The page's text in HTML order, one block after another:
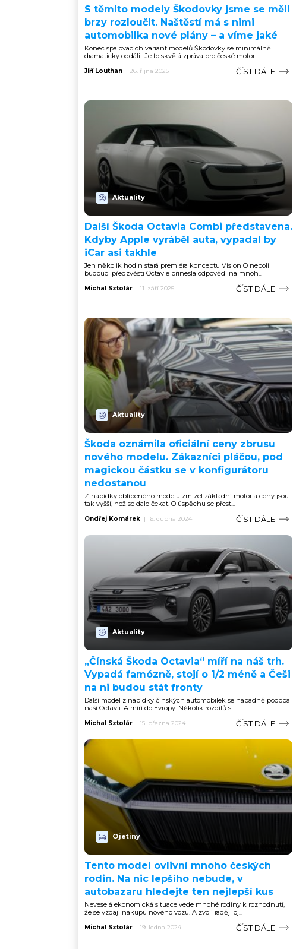
S těmito modely Škodovky jsme se měli
brzy rozloučit. Naštěstí má s nimi
automobilka nové plány – a víme jaké
Konec spalovacích variant modelů Škodovky se minimálně
dramaticky oddálil. Je to skvělá zpráva pro české motor...
Jiří Louthan | 26. října 2025 ČÍST DÁLE
Aktuality
Další Škoda Octavia Combi představena.
Kdyby Apple vyráběl auta, vypadal by
iCar asi takhle
Jen několik hodin stará premiéra konceptu Vision O neboli
budoucí předzvěsti Octavie přinesla odpovědi na mnoh...
Michal Sztolár | 11. září 2025 ČÍST DÁLE
Aktuality
Škoda oznámila oficiální ceny zbrusu
nového modelu. Zákazníci pláčou, pod
magickou částku se v konfigurátoru
nedostanou
Z nabídky oblíbeného modelu zmizel základní motor a ceny jsou
tak vyšší, než se dalo čekat. O úspěchu se přest...
Ondřej Komárek | 16. dubna 2024 ČÍST DÁLE
Aktuality
„Čínská Škoda Octavia“ míří na náš trh.
Vypadá famózně, stojí o 1/2 méně a Češi
na ni budou stát fronty
Další model z nabídky čínských automobilek se nápadně podobá
naší Octavii. A míří do Evropy. Několik rozdílů s...
Michal Sztolár | 15. března 2024 ČÍST DÁLE
Ojetiny
Tento model ovlivní mnoho českých
rodin. Na nic lepšího nebude, v
autobazaru hledejte ten nejlepší kus
Neveselá ekonomická situace vede mnohé rodiny k rozhodnutí,
že se vzdají nákupu nového vozu. A zvolí raději oj...
Michal Sztolár | 19. ledna 2024 ČÍST DÁLE